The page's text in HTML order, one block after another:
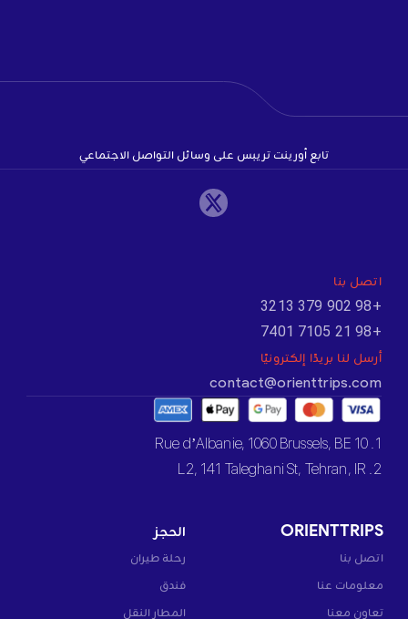
تابع أورينت تريبس على وسائل التواصل الاجتماعي
اتصل بنا
+98 902 379 3213
+98 21 7105 7401
أرسل لنا بريدًا إلكترونيًا
contact@orienttrips.com
1. 10 Rue d’Albanie, 1060 Brussels, BE
2. L2, 141 Taleghani St, Tehran, IR
ORIENTTRIPS
اتصل بنا
معلومات عنا
تعاون معنا
الحجز
رحلة طيران
فندق
المطار النقل